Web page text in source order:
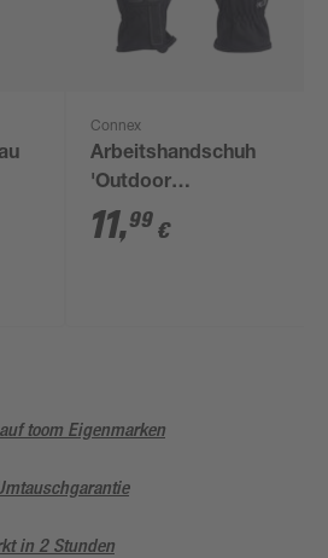
Connex
Arbeitshandschuh
'Outdoor
Construction Pro'
grau/schwarz Größe
11,99 €
toom Eigenmarken
in 2 Stunden